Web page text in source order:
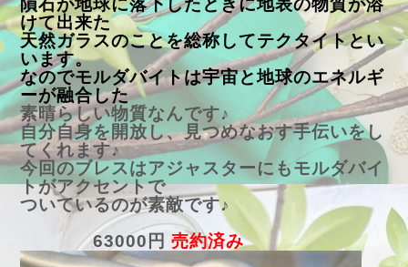
けて出来た
天然ガラスのことを総称してテクタイトとい
います。
なのでモルダバイトは宇宙と地球のエネルギ
ーが融合した
素晴らしい物質なんです♪
自分自身を開放し、見つめなおす手伝いをし
てくれます♪
今回のブレスはアジャスターにもモルダバイ
トがアクセントで
ついているのが素敵です♪
63000円 売約済み